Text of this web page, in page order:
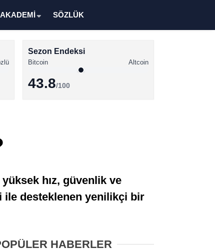
Solana Haberleri
XRP Haberleri
Stablecoin Haberleri
AKADEMİ SÖZLÜK
Sezon Endeksi
Bitcoin Altcoin
43.8/100
hız, güvenlik ve
ile desteklenen yenilikçi bir
HABERLER